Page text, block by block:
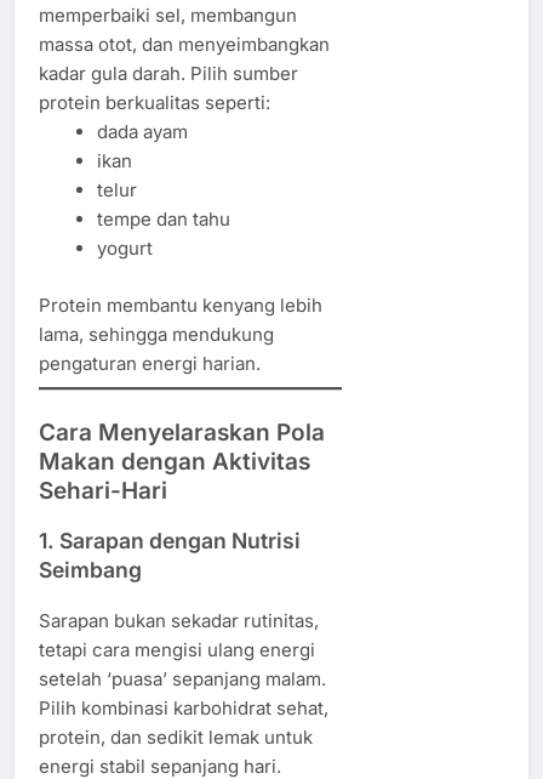
memperbaiki sel, membangun
massa otot, dan menyeimbangkan
kadar gula darah. Pilih sumber
protein berkualitas seperti:
dada ayam
ikan
telur
tempe dan tahu
yogurt
Protein membantu kenyang lebih
lama, sehingga mendukung
pengaturan energi harian.
Cara Menyelaraskan Pola
Makan dengan Aktivitas
Sehari-Hari
1. Sarapan dengan Nutrisi
Seimbang
Sarapan bukan sekadar rutinitas,
tetapi cara mengisi ulang energi
setelah ‘puasa’ sepanjang malam.
Pilih kombinasi karbohidrat sehat,
protein, dan sedikit lemak untuk
energi stabil sepanjang hari.